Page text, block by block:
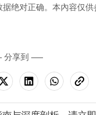
绝对正确。本內容仅
分享到